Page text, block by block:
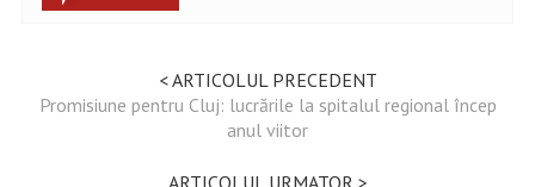
< ARTICOLUL PRECEDENT
Promisiune pentru Cluj: lucrările la spitalul regional încep
anul viitor